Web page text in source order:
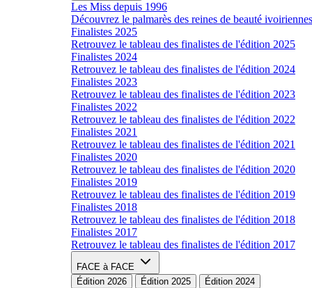
Les Miss depuis 1996
Découvrez le palmarès des reines de beauté ivoiriennes
Finalistes 2025
Retrouvez le tableau des finalistes de l'édition 2025
Finalistes 2024
Retrouvez le tableau des finalistes de l'édition 2024
Finalistes 2023
Retrouvez le tableau des finalistes de l'édition 2023
Finalistes 2022
Retrouvez le tableau des finalistes de l'édition 2022
Finalistes 2021
Retrouvez le tableau des finalistes de l'édition 2021
Finalistes 2020
Retrouvez le tableau des finalistes de l'édition 2020
Finalistes 2019
Retrouvez le tableau des finalistes de l'édition 2019
Finalistes 2018
Retrouvez le tableau des finalistes de l'édition 2018
Finalistes 2017
Retrouvez le tableau des finalistes de l'édition 2017
FACE à FACE
Édition 2026
Édition 2025 Édition 2024